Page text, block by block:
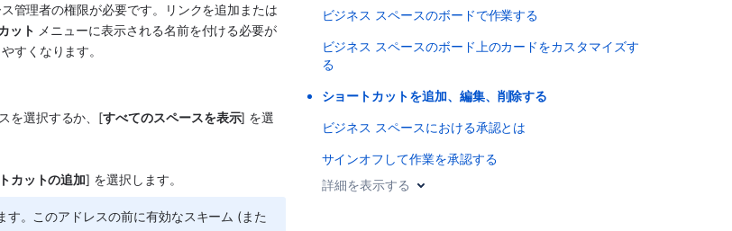
管理者の権限が必要です。リンクを追加または
ット メニューに表示される名前を付ける必要が
すくなります。
を選択するか、[すべてのスペースを表示] を選
カットの追加] を選択します。
。このアドレスの前に有効なスキーム (また
ビジネス スペースのボードで作業する
ビジネス スペースのボード上のカードをカスタマイズす
る
ショートカットを追加、編集、削除する
ビジネス スペースにおける承認とは
サインオフして作業を承認する
詳細を表示する